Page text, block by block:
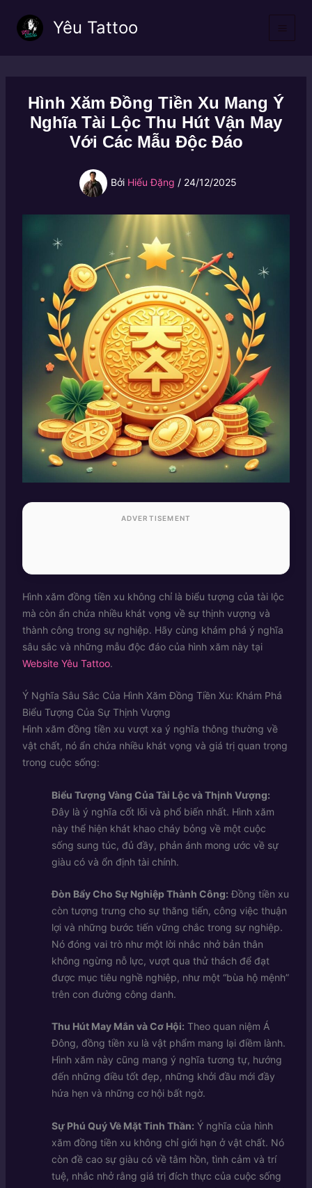
Yêu Tattoo
Hình Xăm Đồng Tiền Xu Mang Ý
Nghĩa Tài Lộc Thu Hút Vận May
Với Các Mẫu Độc Đáo
Bởi Hiếu Đặng / 24/12/2025
ADVERTISEMENT
Hình xăm đồng tiền xu không chỉ là biểu tượng của tài lộc
mà còn ẩn chứa nhiều khát vọng về sự thịnh vượng và
thành công trong sự nghiệp. Hãy cùng khám phá ý nghĩa
sâu sắc và những mẫu độc đáo của hình xăm này tại
Website Yêu Tattoo.
Ý Nghĩa Sâu Sắc Của Hình Xăm Đồng Tiền Xu: Khám Phá
Biểu Tượng Của Sự Thịnh Vượng
Hình xăm đồng tiền xu vượt xa ý nghĩa thông thường về
vật chất, nó ẩn chứa nhiều khát vọng và giá trị quan trọng
trong cuộc sống:
Biểu Tượng Vàng Của Tài Lộc và Thịnh Vượng:
Đây là ý nghĩa cốt lõi và phổ biến nhất. Hình xăm
này thể hiện khát khao cháy bỏng về một cuộc
sống sung túc, đủ đầy, phản ánh mong ước về sự
giàu có và ổn định tài chính.
Đòn Bẩy Cho Sự Nghiệp Thành Công: Đồng tiền xu
còn tượng trưng cho sự thăng tiến, công việc thuận
lợi và những bước tiến vững chắc trong sự nghiệp.
Nó đóng vai trò như một lời nhắc nhở bản thân
không ngừng nỗ lực, vượt qua thử thách để đạt
được mục tiêu nghề nghiệp, như một “bùa hộ mệnh”
trên con đường công danh.
Thu Hút May Mắn và Cơ Hội: Theo quan niệm Á
Đông, đồng tiền xu là vật phẩm mang lại điềm lành.
Hình xăm này cũng mang ý nghĩa tương tự, hướng
đến những điều tốt đẹp, những khởi đầu mới đầy
hứa hẹn và những cơ hội bất ngờ.
Sự Phú Quý Về Mặt Tinh Thần: Ý nghĩa của hình
xăm đồng tiền xu không chỉ giới hạn ở vật chất. Nó
còn đề cao sự giàu có về tâm hồn, tình cảm và trí
tuệ, nhắc nhở rằng giá trị đích thực của cuộc sống